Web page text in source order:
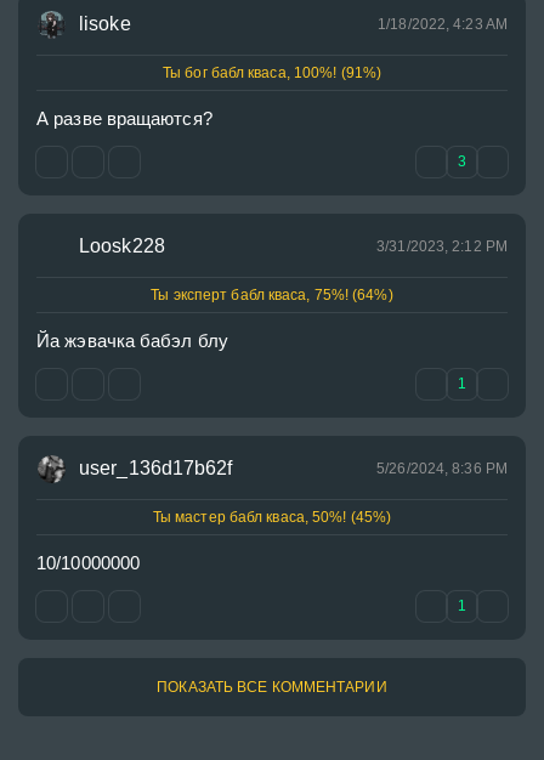
lisoke 1/18/2022, 4:23 AM
Ты бог бабл кваса, 100%! (91%)
А разве вращаются?
3
Loosk228 3/31/2023, 2:12 PM
Ты эксперт бабл кваса, 75%! (64%)
Йа жэвачка бабэл блу
1
user_136d17b62f 5/26/2024, 8:36 PM
Ты мастер бабл кваса, 50%! (45%)
10/10000000
1
ПОКАЗАТЬ ВСЕ КОММЕНТАРИИ